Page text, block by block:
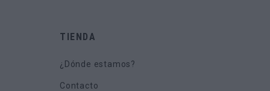
TIENDA
¿Dónde estamos?
Contacto